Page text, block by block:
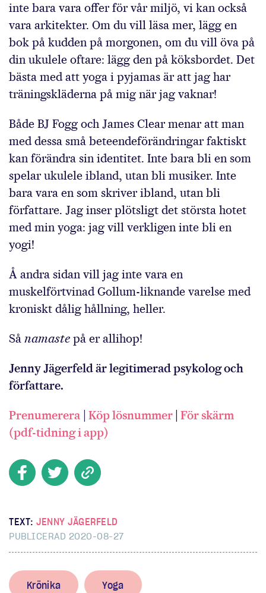
inte bara vara offer för vår miljö, vi kan också
vara arkitekter. Om du vill läsa mer, lägg en
bok på kudden på morgonen, om du vill öva på
din ukulele oftare: lägg den på köksbordet. Det
bästa med att yoga i pyjamas är att jag har
träningskläderna på mig när jag vaknar!
Både BJ Fogg och James Clear menar att man
med dessa små beteendeförändringar faktiskt
kan förändra sin identitet. Inte bara bli en som
spelar ukulele ibland, utan bli musiker. Inte
bara vara en som skriver ibland, utan bli
författare. Jag inser plötsligt det största hotet
med min yoga: jag vill verkligen inte bli en
yogi!
Å andra sidan vill jag inte vara en
muskelförtvinad Gollum-liknande varelse med
kroniskt dålig hållning, heller.
Så namaste på er allihop!
Jenny Jägerfeld är legitimerad psykolog och
författare.
Prenumerera Köp lösnummer För skärm
(pdf-tidning i app)
TEXT: JENNY JÄGERFELD
PUBLICERAD 2020-08-27
Krönika Yoga